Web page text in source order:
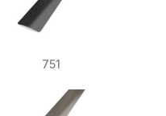
751